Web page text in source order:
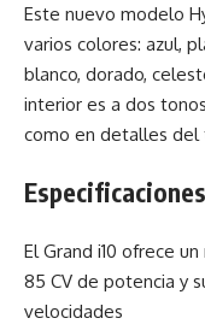
Este nuevo modelo
varios colores: azul,
blanco, dorado,
interior es a dos
como en detalles del
El Grand i10 ofrece
85 CV de potencia y
velocidades